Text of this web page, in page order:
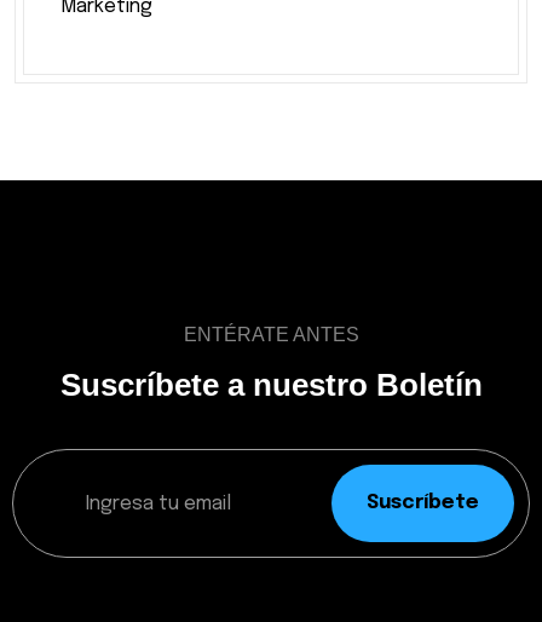
Marketing
ENTÉRATE ANTES
Suscríbete a nuestro Boletín
Suscríbete